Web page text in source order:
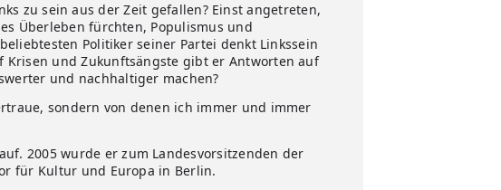
zu sein aus der Zeit gefallen? Einst angetreten,
Überleben fürchten, Populismus und
Politiker seiner Partei denkt Linkssein
Krisen und Zukunftsängste gibt er Antworten auf
und nachhaltiger machen?
sondern von denen ich immer und immer
2005 wurde er zum Landesvorsitzenden der
für Kultur und Europa in Berlin.